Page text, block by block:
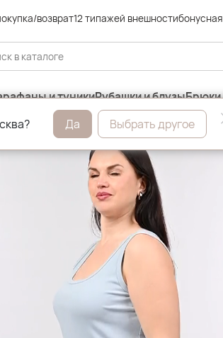
возврат12 типажей внешности
и туникиРубашки и блузы
Да Выбрать другое